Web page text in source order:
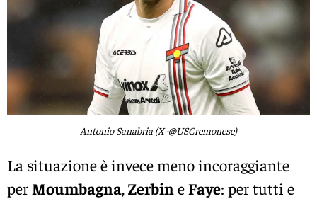
Antonio Sanabria (X -@USCremonese)
La situazione è invece meno incoraggiante
per Moumbagna,ZerbineFaye: per tutti e